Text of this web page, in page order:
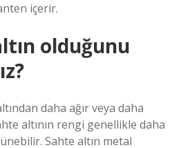
içerir.
olduğunu
daha ağır veya daha
altının rengi genellikle daha
Sahte altın metal